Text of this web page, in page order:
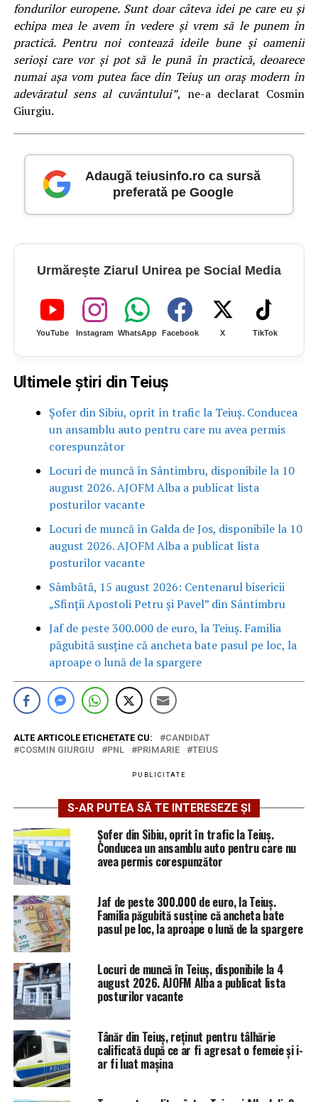
fondurilor europene. Sunt doar câteva idei pe care eu şi
echipa mea le avem în vedere şi vrem să le punem în
practică. Pentru noi contează ideile bune şi oamenii
serioşi care vor şi pot să le pună în practică, deoarece
numai aşa vom putea face din Teiuş un oraş modern în
adevăratul sens al cuvântului”, ne-a declarat Cosmin
Giurgiu.
Adaugă teiusinfo.ro ca sursă
preferată pe Google
Urmărește Ziarul Unirea pe Social Media
YouTube Instagram WhatsApp Facebook X TikTok
Ultimele știri din Teiuș
Șofer din Sibiu, oprit în trafic la Teiuș. Conducea
un ansamblu auto pentru care nu avea permis
corespunzător
Locuri de muncă în Sântimbru, disponibile la 10
august 2026. AJOFM Alba a publicat lista
posturilor vacante
Locuri de muncă în Galda de Jos, disponibile la 10
august 2026. AJOFM Alba a publicat lista
posturilor vacante
Sâmbătă, 15 august 2026: Centenarul bisericii
„Sfinții Apostoli Petru și Pavel” din Sântimbru
Jaf de peste 300.000 de euro, la Teiuș. Familia
păgubită susține că ancheta bate pasul pe loc, la
aproape o lună de la spargere
ALTE ARTICOLE ETICHETATE CU:
CANDIDAT
COSMIN GIURGIU
PNL PRIMARIE TEIUS
PUBLICITATE
S-AR PUTEA SĂ TE INTERESEZE ȘI
Șofer din Sibiu, oprit în trafic la Teiuș.
Conducea un ansamblu auto pentru care nu
avea permis corespunzător
Jaf de peste 300.000 de euro, la Teiuș.
Familia păgubită susține că ancheta bate
pasul pe loc, la aproape o lună de la spargere
Locuri de muncă în Teiuș, disponibile la 4
august 2026. AJOFM Alba a publicat lista
posturilor vacante
Tânăr din Teiuș, reținut pentru tâlhărie
calificată după ce ar fi agresat o femeie și i-
ar fi luat mașina